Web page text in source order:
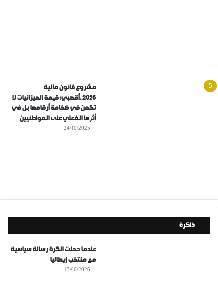
مشروع قانون مالية
2026..أقصبي: قيمة الميزانيات لا
تكمن في ضخامة أرقامها بل في
أثرها الفعلي على المواطنيين
24/10/2025
ذاكرة
عندما حملت الكرة رسالة سياسية
مع منتخب إيطاليا
13/06/2026